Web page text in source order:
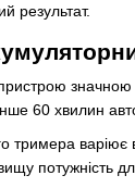
результат.
пристрою
60 хвилин
тримера
потужність